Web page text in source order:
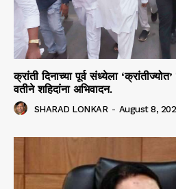
क्रांती दिनाच्या पूर्व संध्येला
वतीने शहिदांना अभिवादन.
SHARAD LONKAR - August 8,